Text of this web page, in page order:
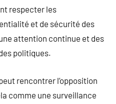
respecter les
et de sécurité des
attention continue et des
politiques.
rencontrer l’opposition
comme une surveillance